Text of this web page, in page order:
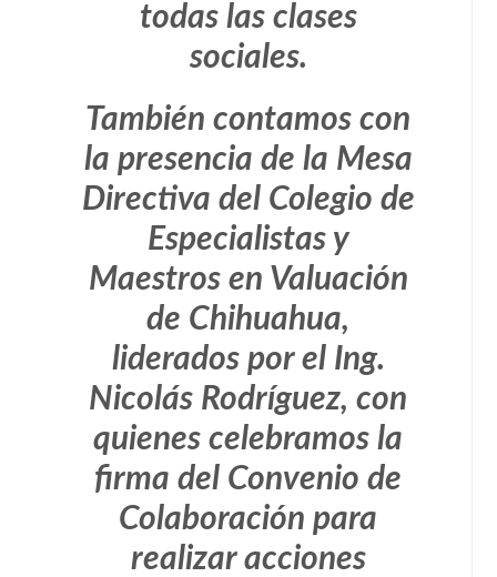
todas las clases
sociales.
También contamos con
la presencia de la Mesa
Directiva del Colegio de
Especialistas y
Maestros en Valuación
de Chihuahua,
liderados por el Ing.
Nicolás Rodríguez, con
quienes celebramos la
firma del Convenio de
Colaboración para
realizar acciones